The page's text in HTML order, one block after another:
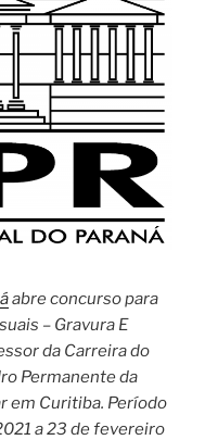
abre concurso para
– Gravura E
da Carreira do
Permanente da
em Curitiba. Período
a 23 de fevereiro